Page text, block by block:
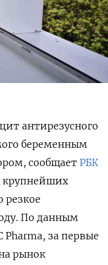
антирезусного
беременным
сообщает РБК
крупнейших
резкое
По данным
за первые
рынок